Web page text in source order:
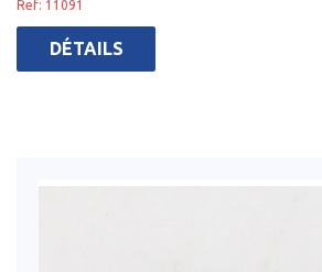
Ref: 11091
DÉTAILS